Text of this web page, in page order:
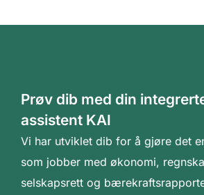
Prøv dib med din
assistent KAI
Vi har utviklet dib for å gjøre det
som jobber med økonomi,
selskapsrett og